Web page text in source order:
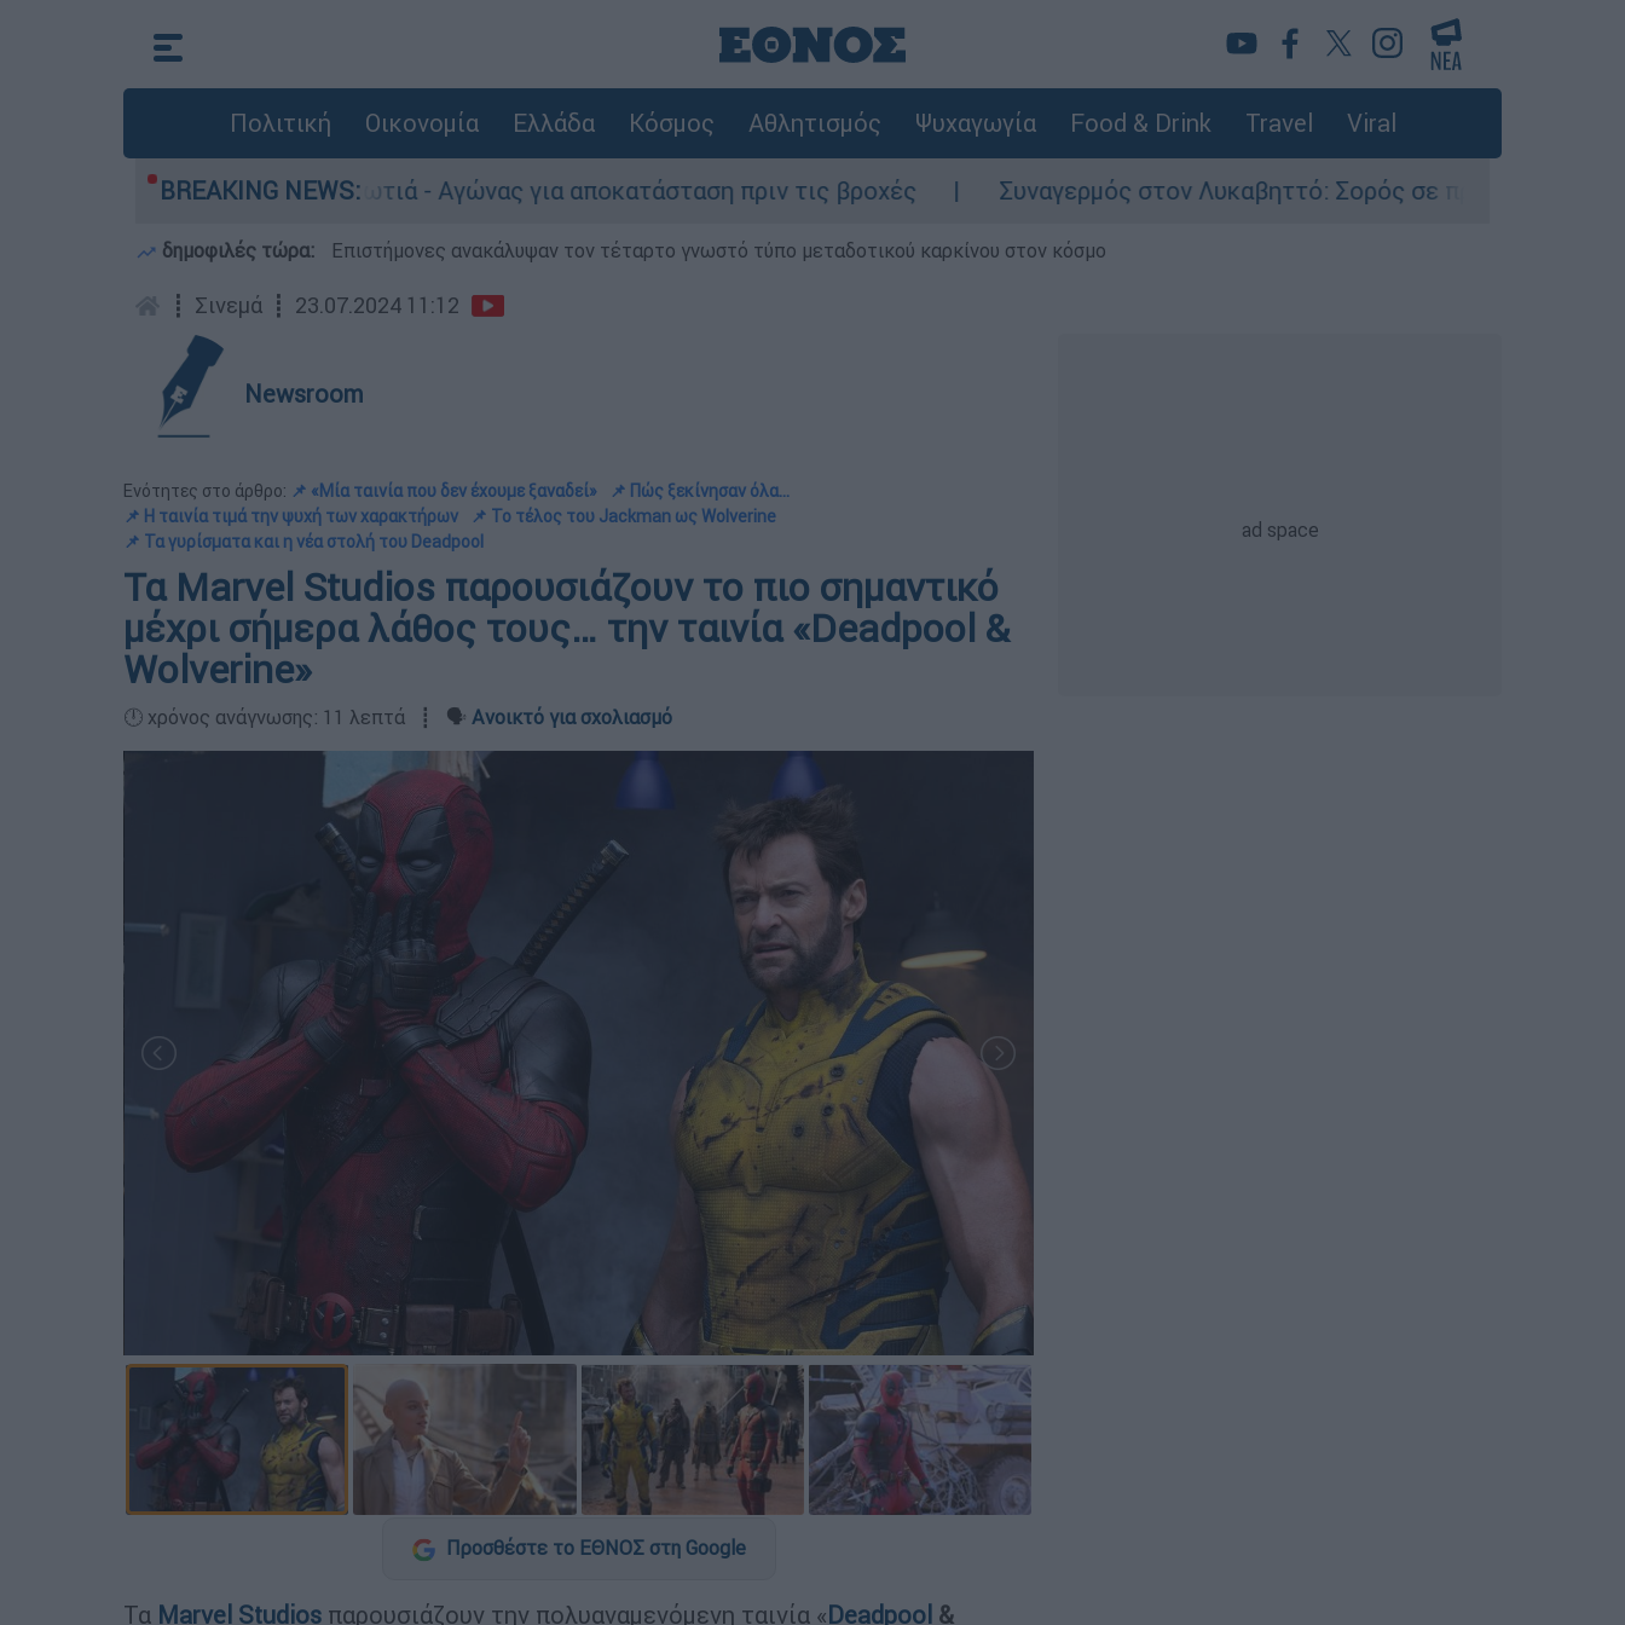
Πολιτική Οικονομία Ελλάδα Κόσμος Αθλητισμός Ψυχαγωγία Food & Drink Travel Viral
BREAKING NEWS:
μετά τη φωτιά - Αγώνας για αποκατάσταση πριν τις βροχές Συναγερμός στον Λυκαβηττό: Σορός σε προχωρημένη σήψη
δημοφιλές τώρα: Επιστήμονες ανακάλυψαν τον τέταρτο γνωστό τύπο μεταδοτικού καρκίνου στον κόσμο
┋ Σινεμά ┋ 23.07.2024 11:12
Newsroom
Ενότητες στο άρθρο: 📌 «Μία ταινία που δεν έχουμε ξαναδεί»
📌 Πώς ξεκίνησαν όλα…
📌 Η ταινία τιμά την ψυχή των χαρακτήρων
📌 Το τέλος του Jackman ως Wolverine
📌 Τα γυρίσματα και η νέα στολή του Deadpool
Τα Marvel Studios παρουσιάζουν το πιο σημαντικό
μέχρι σήμερα λάθος τους… την ταινία «Deadpool &
Wolverine»
🕛 χρόνος ανάγνωσης: 11 λεπτά ┋ 🗣️ Ανοικτό για σχολιασμό
Προσθέστε το ΕΘΝΟΣ στη Google
Τα Marvel Studios παρουσιάζουν την πολυαναμενόμενη ταινία «Deadpool &